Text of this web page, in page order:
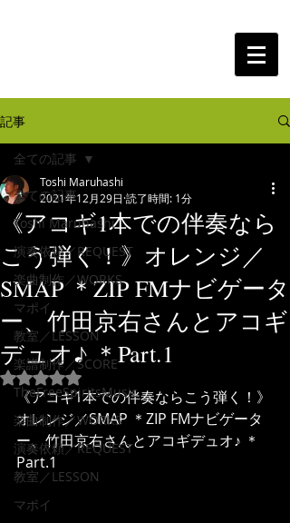
記事
全ての記事
Toshi Maruhashi
演奏依頼／REQUEST
楽曲制作／WORKS
マポイ
教室／LESSON
楽譜制作／SCORE
TheFreeSpiritsMusic
楽曲制作／WORKS
演奏依頼／REQUEST
教室／LESSON
マポイ
全ての記事
《アコギ1本での伴奏なら
こう弾く！》オレンジ／
SMAP ＊ZIP FMナビゲータ
ー、竹田京右さんとアコギ
デュオ♪ ＊Part.1
Toshi Maruhashi
2021年12月29日 読了時間: 1分
5つ星のうちNaNと評価されています。
《アコギ1本での伴奏ならこう弾く！》
オレンジ／SMAP ＊ZIP FMナビゲータ
ー、竹田京右さんとアコギデュオ♪ ＊
Part.1